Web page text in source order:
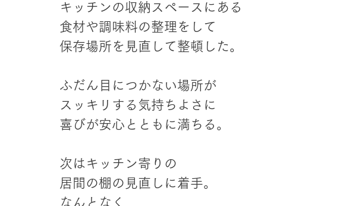
キッチンの収納スペースにある
食材や調味料の整理をして
保存場所を見直して整頓した。
ふだん目につかない場所が
スッキリする気持ちよさに
喜びが安心とともに満ちる。
次はキッチン寄りの
居間の棚の見直しに着手。
なんとなく